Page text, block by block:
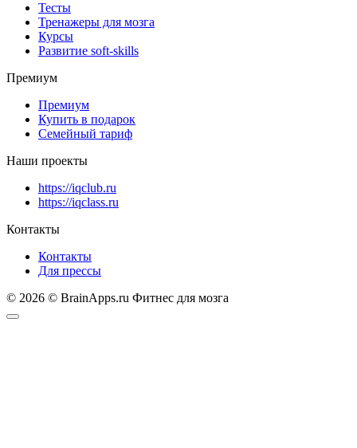
Тесты
Тренажеры для мозга
Курсы
Развитие soft-skills
Премиум
Премиум
Купить в подарок
Семейный тариф
Наши проекты
https://iqclub.ru
https://iqclass.ru
Контакты
Контакты
Для прессы
© 2026 © BrainApps.ru Фитнес для мозга